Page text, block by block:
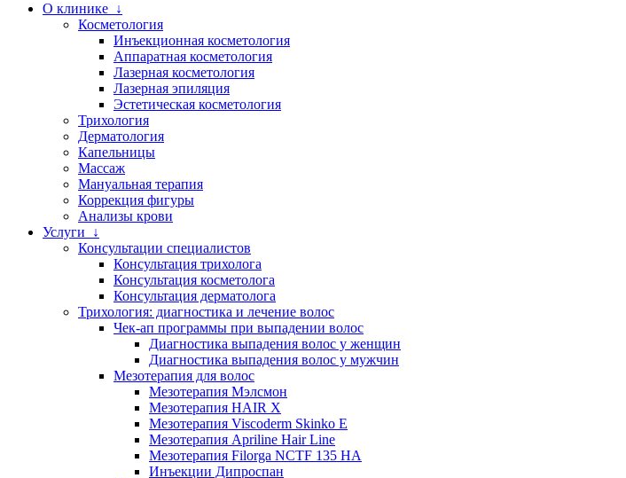
О клинике ↓
Косметология
Инъекционная косметология
Аппаратная косметология
Лазерная косметология
Лазерная эпиляция
Эстетическая косметология
Трихология
Дерматология
Капельницы
Массаж
Мануальная терапия
Коррекция фигуры
Анализы крови
Услуги ↓
Консультации специалистов
Консультация трихолога
Консультация косметолога
Консультация дерматолога
Трихология: диагностика и лечение волос
Чек-ап программы при выпадении волос
Диагностика выпадения волос у женщин
Диагностика выпадения волос у мужчин
Мезотерапия для волос
Мезотерапия Мэлсмон
Мезотерапия HAIR X
Мезотерапия Viscoderm Skinko E
Мезотерапия Apriline Hair Line
Мезотерапия Filorga NCTF 135 HA
Инъекции Дипроспан